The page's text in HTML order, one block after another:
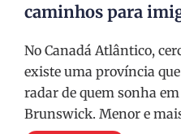
caminhos para
No Canadá Atlântico,
existe uma província
radar de quem sonha
Brunswick. Menor e